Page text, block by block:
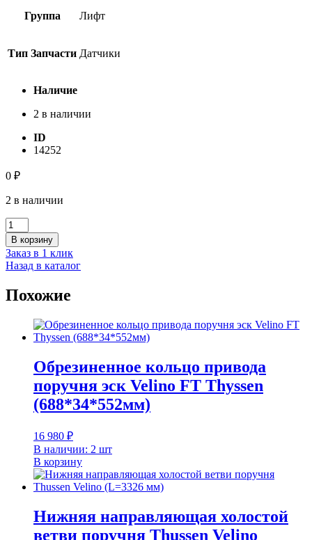
Группа Лифт
Тип Запчасти Датчики
Наличие
2 в наличии
ID
14252
0 ₽
2 в наличии
Количество
товара
Магнитный
датчик
шахтной
MFK71ASAKX
20ZS)
В корзину
Заказ в 1 клик
Назад в каталог
Похожие
Обрезиненное кольцо привода
поручня эск Velino FT Thyssen
(688*34*552мм)
16 980 ₽
В наличии: 2 шт
В корзину
Нижняя направляющая холостой
ветви поручня Thussen Velino